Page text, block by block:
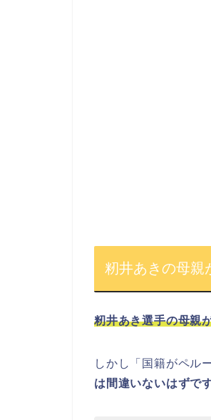
籾井あきの母親
籾井あき選手の母親
しかし「国籍がペル
は間違いないはずです